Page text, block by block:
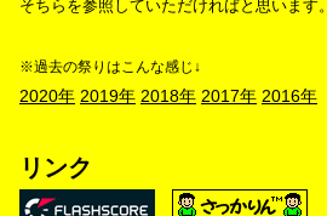
そちらを参照していただければと思います。
※過去の祭りはこんな感じ↓
2020年 2019年 2018年 2017年 2016年
リンク